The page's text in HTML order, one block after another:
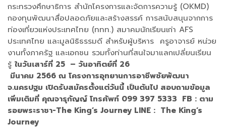
กระทรวงศึกษาธิการ สำนักโครงการและจัดการความรู้ (OKMD)
กองทุนพัฒนาสื่อปลอดภัยและสร้างสรรค์ การสนับสนุนจากการ
ท่องเที่ยวแห่งประเทศไทย (ททท.) สมาคมนักเรียนเก่า AFS
ประเทศไทย และมูลนิธิธรรมดี สำหรับผู้บริหาร ครูอาจารย์ หน่วย
งานทั้งภาครัฐ และเอกชน รวมทั้งท่านที่สนใจมาแลกเปลี่ยนเรียน
รู้ ในวันเสาร์ที่ 25 – วันอาทิตย์ที่ 26
มีนาคม 2566 ณ โครงการอุทยานการอาชีพชัยพัฒนา
จ.นครปฐม เปิดรับสมัครตั้งแต่วันนี้ เป็นต้นไป สอบถามข้อมูล
เพิ่มเติมที่ คุณจารุกัญญ์ โทรศัพท์ 099 397 5333 FB : ตาม
รอยพระราชา-The King’s Journey LINE : The King’s
Journey